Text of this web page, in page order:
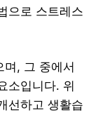
으로 스트레스
, 그 중에서
소입니다. 위
선하고 생활습